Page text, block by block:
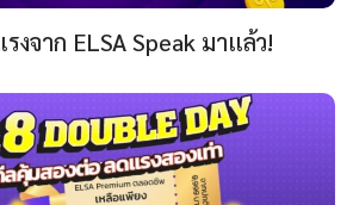
งจาก ELSA Speak มาแล้ว!